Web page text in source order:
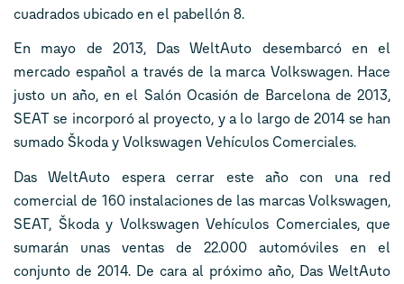
cuadrados ubicado en el pabellón 8.
En mayo de 2013, Das WeltAuto desembarcó en el
mercado español a través de la marca Volkswagen. Hace
justo un año, en el Salón Ocasión de Barcelona de 2013,
SEAT se incorporó al proyecto, y a lo largo de 2014 se han
sumado Škoda y Volkswagen Vehículos Comerciales.
Das WeltAuto espera cerrar este año con una red
comercial de 160 instalaciones de las marcas Volkswagen,
SEAT, Škoda y Volkswagen Vehículos Comerciales, que
sumarán unas ventas de 22.000 automóviles en el
conjunto de 2014. De cara al próximo año, Das WeltAuto